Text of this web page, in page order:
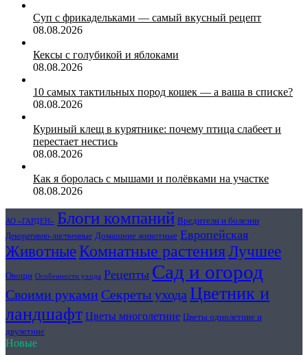
Суп с фрикадельками — самый вкусный рецепт
08.08.2026
Кексы с голубикой и яблоками
08.08.2026
10 самых тактильных пород кошек — а ваша в списке?
08.08.2026
Куриный клещ в курятнике: почему птица слабеет и
перестает нестись
08.08.2026
Как я боролась с мышами и полёвками на участке
08.08.2026
АО «ГАРДЕН» Блоги компаний Вредители и болезни
Декоративно-лиственные Домашние животные Европейская
ЖивотныеКомнатные растенияЛучшее
Овощи Особенности ухода Рецепты Сад и огород
Своими руками Секреты ухода Цветник и
ландшафт Цветы многолетние Цветы однолетние и
двулетние
Новые